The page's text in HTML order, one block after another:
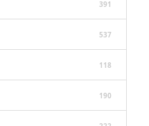
391
537
118
190